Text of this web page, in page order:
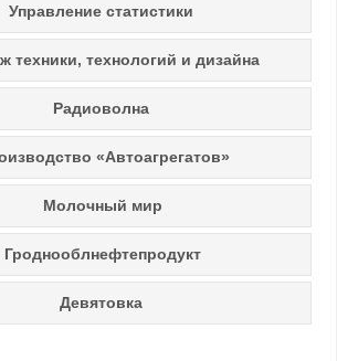
Управление статистики
техники, технологий и дизайна
Радиоволна
«Автоагрегатов»
Молочный мир
Гроднооблнефтепродукт
Девятовка